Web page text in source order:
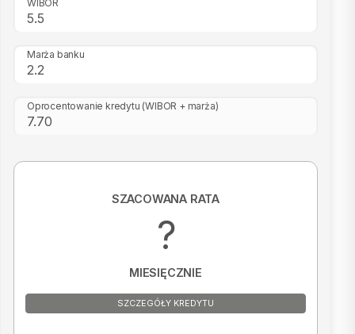
WIBOR
Marża banku
Oprocentowanie kredytu (WIBOR + marża)
SZACOWANA RATA
?
MIESIĘCZNIE
SZCZEGÓŁY KREDYTU